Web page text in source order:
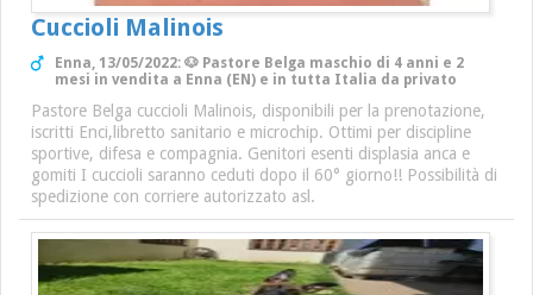
Cuccioli Malinois
Enna, 13/05/2022: 🐶 Pastore Belga maschio di 4 anni e 2
mesi in vendita a Enna (EN) e in tutta Italia da privato
Pastore Belga cuccioli Malinois, disponibili per la prenotazione,
iscritti Enci,libretto sanitario e microchip. Ottimi per discipline
sportive, difesa e compagnia. Genitori esenti displasia anca e
gomiti I cuccioli saranno ceduti dopo il 60° giorno!! Possibilità di
spedizione con corriere autorizzato asl.